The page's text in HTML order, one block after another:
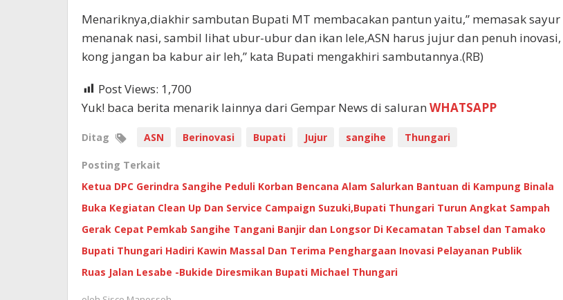
Menariknya,diakhir sambutan Bupati MT membacakan pantun yaitu,” memasak sayur
menanak nasi, sambil lihat ubur-ubur dan ikan lele,ASN harus jujur dan penuh inovasi,
kong jangan ba kabur air leh,” kata Bupati mengakhiri sambutannya.(RB)
Post Views: 1,700
Yuk! baca berita menarik lainnya dari Gempar News di saluran WHATSAPP
Ditag ASN Berinovasi Bupati Jujur sangihe Thungari
Posting Terkait
Ketua DPC Gerindra Sangihe Peduli Korban Bencana Alam Salurkan Bantuan di Kampung Binala
Buka Kegiatan Clean Up Dan Service Campaign Suzuki,Bupati Thungari Turun Angkat Sampah
Gerak Cepat Pemkab Sangihe Tangani Banjir dan Longsor Di Kecamatan Tabsel dan Tamako
Bupati Thungari Hadiri Kawin Massal Dan Terima Penghargaan Inovasi Pelayanan Publik
Ruas Jalan Lesabe -Bukide Diresmikan Bupati Michael Thungari